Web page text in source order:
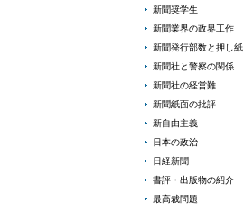
新聞奨学生
新聞業界の政界工作
新聞発行部数と押し紙
新聞社と警察の関係
新聞社の経営難
新聞紙面の批評
新自由主義
日本の政治
日経新聞
書評・出版物の紹介
最高裁問題